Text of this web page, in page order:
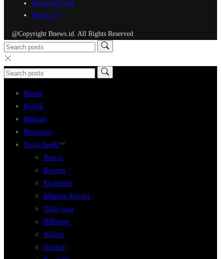
Pedoman Siber
Bnews TV
@Copyright Bnews.id. All Rights Reserved
Home
Politik
Hukum
Peristiwa
Serba Serbi
Travel
Ragam
Ekonomi
Mutiara Bnews
Olah raga
Hiburan
Wisata
Artikel